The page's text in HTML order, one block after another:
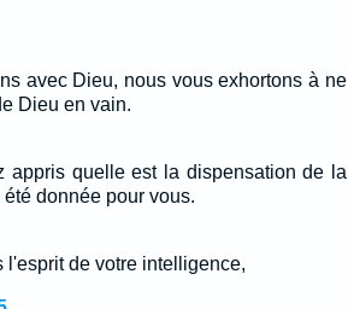
avec Dieu, nous vous exhortons à ne
Dieu en vain.
appris quelle est la dispensation de la
donnée pour vous.
l'esprit de votre intelligence,